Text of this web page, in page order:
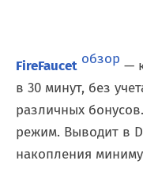
FireFaucet обзор —
в 30 минут, без
различных
режим. Выводит в
накопления